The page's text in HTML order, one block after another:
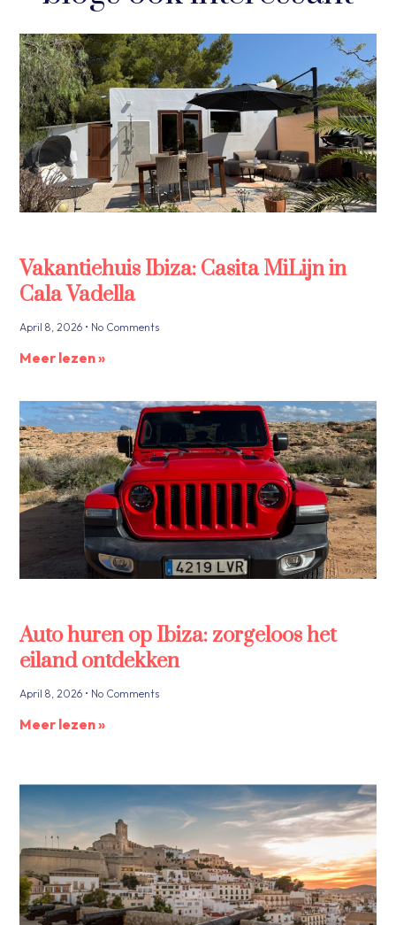
Vakantiehuis Ibiza: Casita MiLijn in
Cala Vadella
April 8, 2026 No Comments
Meer lezen »
Auto huren op Ibiza: zorgeloos het
eiland ontdekken
April 8, 2026 No Comments
Meer lezen »